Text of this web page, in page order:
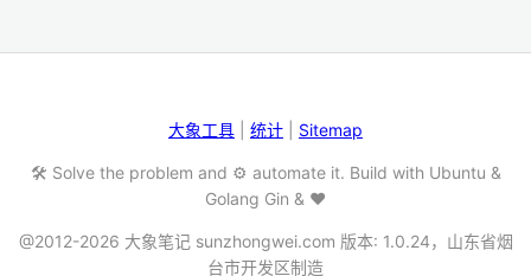
大象工具 统计 Sitemap
🛠️ Solve the problem and ⚙️ automate it. Build with Ubuntu &
Golang Gin & ❤️
@2012-2026 大象笔记 sunzhongwei.com 版本: 1.0.24，山东省烟
台市开发区制造